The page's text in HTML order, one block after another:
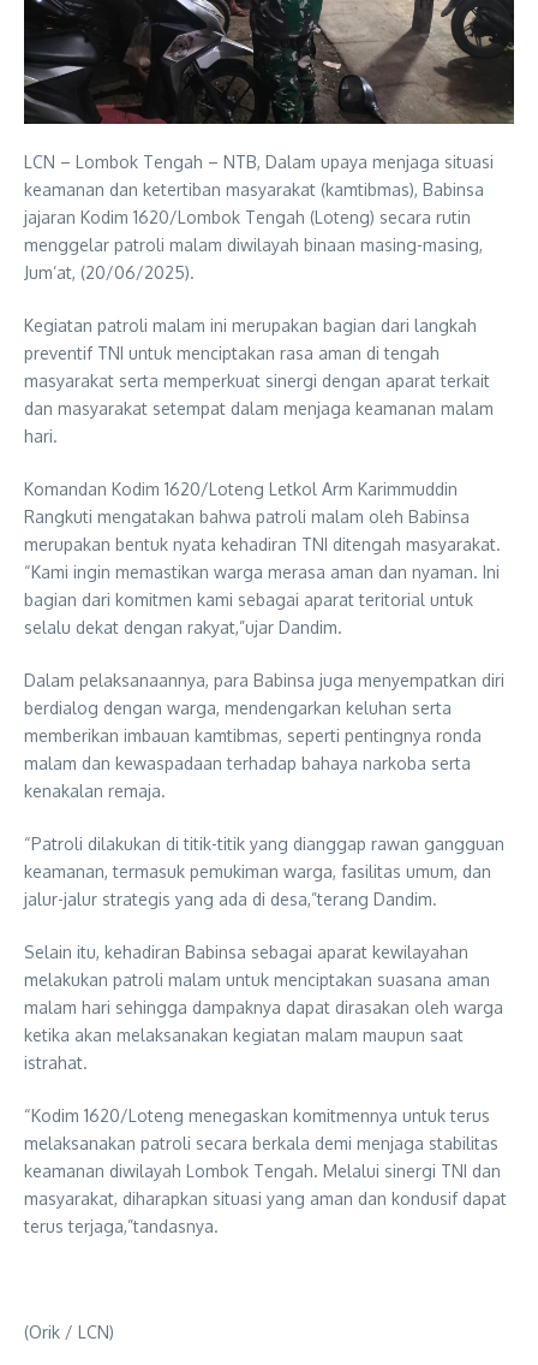
LCN – Lombok Tengah – NTB, Dalam upaya menjaga situasi
keamanan dan ketertiban masyarakat (kamtibmas), Babinsa
jajaran Kodim 1620/Lombok Tengah (Loteng) secara rutin
menggelar patroli malam diwilayah binaan masing-masing,
Jum’at, (20/06/2025).
Kegiatan patroli malam ini merupakan bagian dari langkah
preventif TNI untuk menciptakan rasa aman di tengah
masyarakat serta memperkuat sinergi dengan aparat terkait
dan masyarakat setempat dalam menjaga keamanan malam
hari.
Komandan Kodim 1620/Loteng Letkol Arm Karimmuddin
Rangkuti mengatakan bahwa patroli malam oleh Babinsa
merupakan bentuk nyata kehadiran TNI ditengah masyarakat.
“Kami ingin memastikan warga merasa aman dan nyaman. Ini
bagian dari komitmen kami sebagai aparat teritorial untuk
selalu dekat dengan rakyat,”ujar Dandim.
Dalam pelaksanaannya, para Babinsa juga menyempatkan diri
berdialog dengan warga, mendengarkan keluhan serta
memberikan imbauan kamtibmas, seperti pentingnya ronda
malam dan kewaspadaan terhadap bahaya narkoba serta
kenakalan remaja.
“Patroli dilakukan di titik-titik yang dianggap rawan gangguan
keamanan, termasuk pemukiman warga, fasilitas umum, dan
jalur-jalur strategis yang ada di desa,”terang Dandim.
Selain itu, kehadiran Babinsa sebagai aparat kewilayahan
melakukan patroli malam untuk menciptakan suasana aman
malam hari sehingga dampaknya dapat dirasakan oleh warga
ketika akan melaksanakan kegiatan malam maupun saat
istrahat.
“Kodim 1620/Loteng menegaskan komitmennya untuk terus
melaksanakan patroli secara berkala demi menjaga stabilitas
keamanan diwilayah Lombok Tengah. Melalui sinergi TNI dan
masyarakat, diharapkan situasi yang aman dan kondusif dapat
terus terjaga,”tandasnya.
(Orik / LCN)